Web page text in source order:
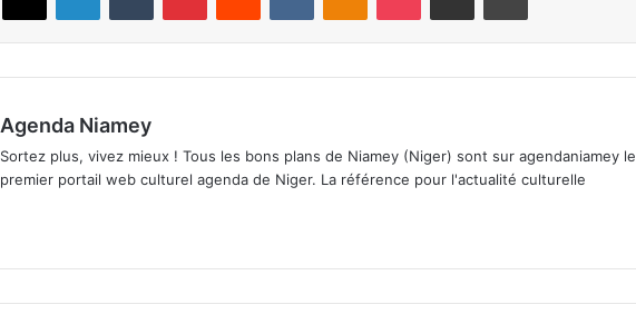
Agenda Niamey
Sortez plus, vivez mieux ! Tous les bons plans de Niamey (Niger) sont sur agendaniamey le
premier portail web culturel agenda de Niger. La référence pour l'actualité culturelle